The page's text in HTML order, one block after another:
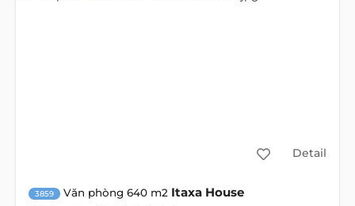
Detail
3859 Văn phòng 640 m2 Itaxa House